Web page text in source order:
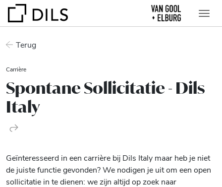
Terug
Carrière
Spontane Sollicitatie - Dils
Italy
Geïnteresseerd in een carrière bij Dils Italy maar heb je niet
de juiste functie gevonden? We nodigen je uit om een open
sollicitatie in te dienen: we zijn altijd op zoek naar